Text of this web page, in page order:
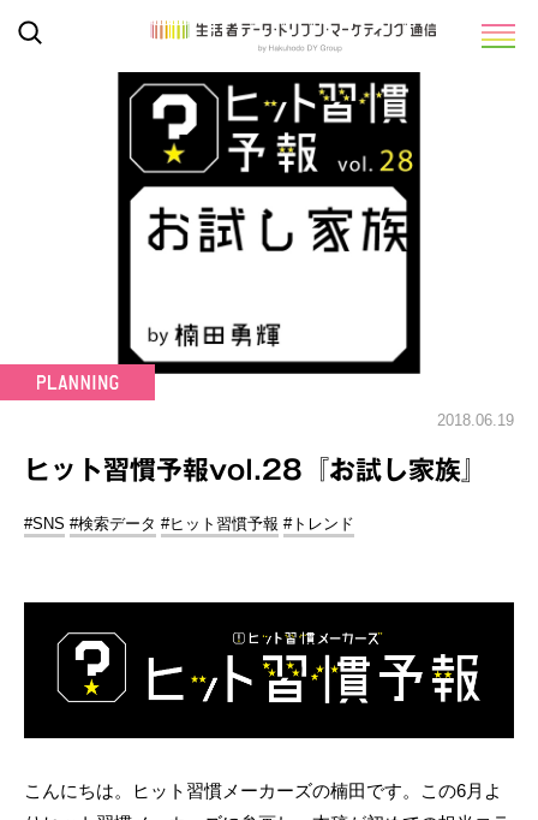
2018.06.19
ヒット習慣予報vol.28『お試し家族』
#SNS #検索データ #ヒット習慣予報 #トレンド
こんにちは。ヒット習慣メーカーズの楠田です。この6月よ